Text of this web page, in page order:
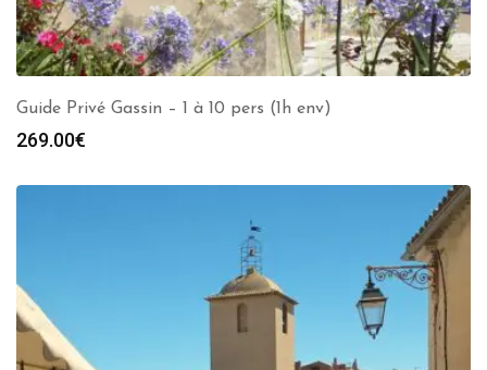
Guide Privé Gassin – 1 à 10 pers (1h env)
269.00€